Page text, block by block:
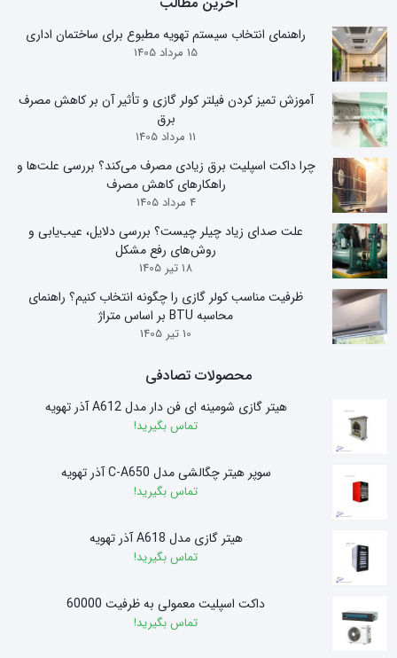
راهنمای انتخاب سیستم تهویه مطبوع برای ساختمان اداری
15 مرداد 1405
آموزش تمیز کردن فیلتر کولر گازی و تأثیر آن بر کاهش مصرف
برق
11 مرداد 1405
چرا داکت اسپلیت برق زیادی مصرف می‌کند؟ بررسی علت‌ها و
راهکارهای کاهش مصرف
4 مرداد 1405
علت صدای زیاد چیلر چیست؟ بررسی دلایل، عیب‌یابی و
روش‌های رفع مشکل
18 تیر 1405
ظرفیت مناسب کولر گازی را چگونه انتخاب کنیم؟ راهنمای
محاسبه BTU بر اساس متراژ
10 تیر 1405
محصولات تصادفی
هیتر گازی شومینه ای فن دار مدل A612 آذر تهویه
تماس بگیرید!
سوپر هیتر چگالشی مدل C-A650 آذر تهویه
تماس بگیرید!
هیتر گازی مدل A618 آذر تهویه
تماس بگیرید!
داکت اسپلیت معمولی به ظرفیت 60000
تماس بگیرید!